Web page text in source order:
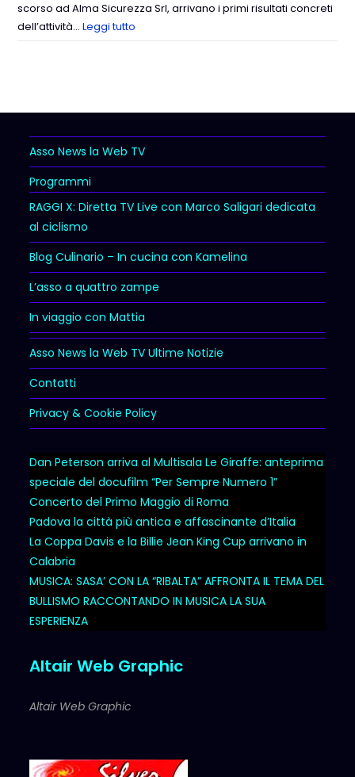
scorso ad Alma Sicurezza Srl, arrivano i primi risultati concreti
dell’attività…Leggi tutto
Asso News la Web TV
Programmi
RAGGI X: Diretta TV Live con Marco Saligari dedicata
al ciclismo
Blog Culinario – In cucina con Kamelina
L’asso a quattro zampe
In viaggio con Mattia
Asso News la Web TV Ultime Notizie
Contatti
Privacy & Cookie Policy
Dan Peterson arriva al Multisala Le Giraffe: anteprima
speciale del docufilm “Per Sempre Numero 1”
Concerto del Primo Maggio di Roma
Padova la città più antica e affascinante d’Italia
La Coppa Davis e la Billie Jean King Cup arrivano in
Calabria
MUSICA: SASA’ CON LA “RIBALTA” AFFRONTA IL TEMA DEL
BULLISMO RACCONTANDO IN MUSICA LA SUA
ESPERIENZA
Altair Web Graphic
Altair Web Graphic